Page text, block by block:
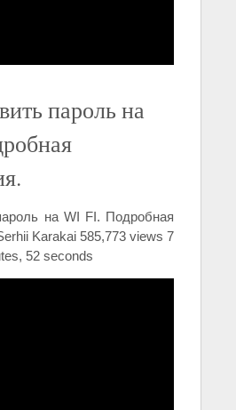
пароль на
на WI FI. Подробная
Karakai 585,773 views 7
52 seconds